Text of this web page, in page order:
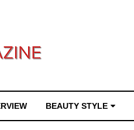
BEAUTY STYLE